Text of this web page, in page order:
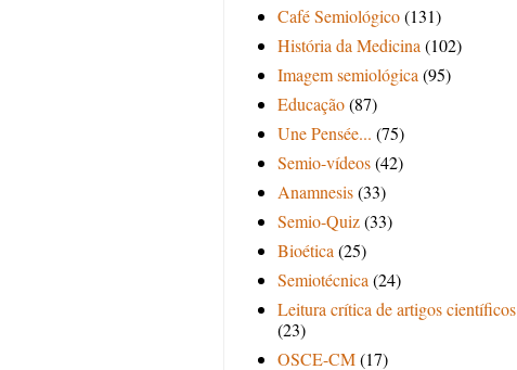
Café Semiológico(131)
História da Medicina (102)
Imagem semiológica (95)
Educação(87)
Une Pensée... (75)
Semio-vídeos(42)
Anamnesis(33)
Semio-Quiz(33)
Bioética (25)
Semiotécnica (24)
Leitura crítica de artigos científicos
(23)
OSCE-CM(17)